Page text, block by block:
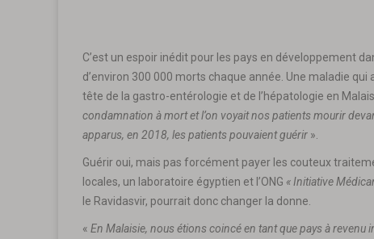
C’est un espoir inédit pour les pays en développement
d’environ 300 000 morts chaque année. Une maladie
tête de la gastro-entérologie et de l’hépatologie en
condamnation à mort et l’on voyait nos patients mourir
apparus, en 2018, les patients pouvaient guérir ».
Guérir oui, mais pas forcément payer les couteux
locales, un laboratoire égyptien et l’ONG « Initiative
le Ravidasvir, pourrait donc changer la donne.
« En Malaisie, nous étions coincé en tant que pays à revenu